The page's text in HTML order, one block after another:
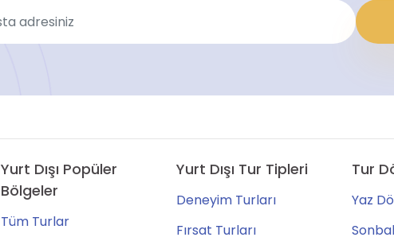
Yurt Dışı Popüler
Bölgeler
Tüm Turlar
Yurt Dışı Tur Tipleri
Deneyim Turları
Fırsat Turları
Tur
Yaz